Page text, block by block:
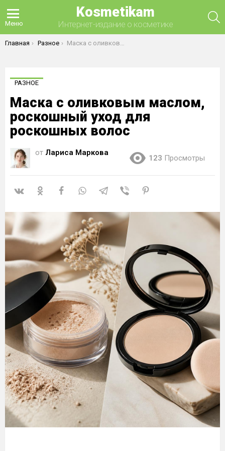
Меню
Kosmetikam
Интернет-издание о косметике
Вы здесь:
Главная Разное Маска с оливковым маслом, роскошный уход для роскошных волос
РАЗНОЕ
Маска с оливковым маслом,
роскошный уход для
роскошных волос
от Лариса Маркова
123 Просмотры